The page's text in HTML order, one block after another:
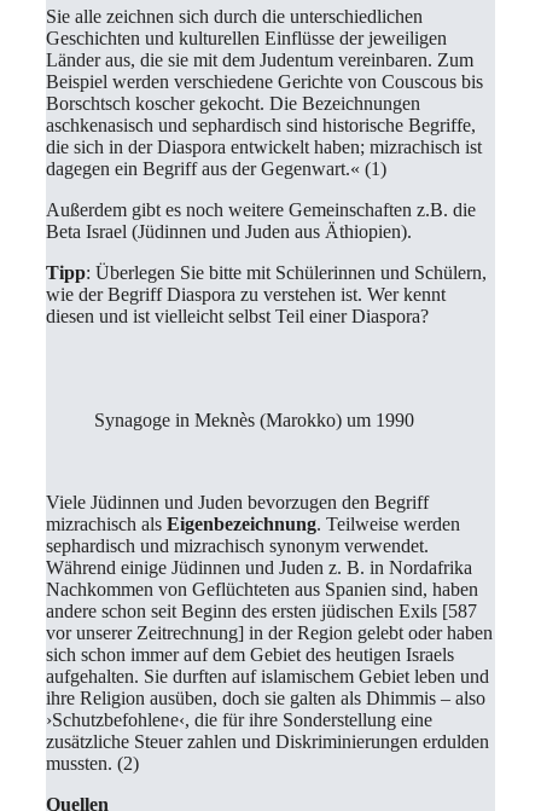
Sie alle zeichnen sich durch die unterschiedlichen
Geschichten und kulturellen Einflüsse der jeweiligen
Länder aus, die sie mit dem Judentum vereinbaren. Zum
Beispiel werden verschiedene Gerichte von Couscous bis
Borschtsch koscher gekocht. Die Bezeichnungen
aschkenasisch und sephardisch sind historische Begriffe,
die sich in der Diaspora entwickelt haben; mizrachisch ist
dagegen ein Begriff aus der Gegenwart.« (1)
Außerdem gibt es noch weitere Gemeinschaften z.B. die
Beta Israel (Jüdinnen und Juden aus Äthiopien).
Tipp: Überlegen Sie bitte mit Schülerinnen und Schülern,
wie der Begriff Diaspora zu verstehen ist. Wer kennt
diesen und ist vielleicht selbst Teil einer Diaspora?
Synagoge in Meknès (Marokko) um 1990
Viele Jüdinnen und Juden bevorzugen den Begriff
mizrachisch als Eigenbezeichnung. Teilweise werden
sephardisch und mizrachisch synonym verwendet.
Während einige Jüdinnen und Juden z. B. in Nordafrika
Nachkommen von Geflüchteten aus Spanien sind, haben
andere schon seit Beginn des ersten jüdischen Exils [587
vor unserer Zeitrechnung] in der Region gelebt oder haben
sich schon immer auf dem Gebiet des heutigen Israels
aufgehalten. Sie durften auf islamischem Gebiet leben und
ihre Religion ausüben, doch sie galten als Dhimmis – also
›Schutzbefohlene‹, die für ihre Sonderstellung eine
zusätzliche Steuer zahlen und Diskriminierungen erdulden
mussten. (2)
Quellen